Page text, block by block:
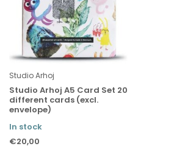
Studio Arhoj
Studio Arhoj A5 Card Set 20
different cards (excl.
envelope)
In stock
€20,00